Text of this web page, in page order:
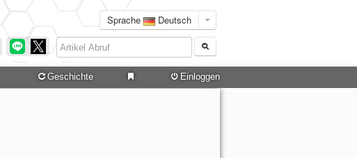
Sprache Deutsch
Geschichte Einloggen